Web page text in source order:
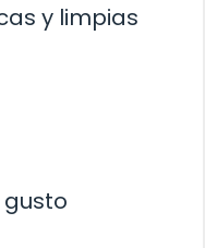
y limpias